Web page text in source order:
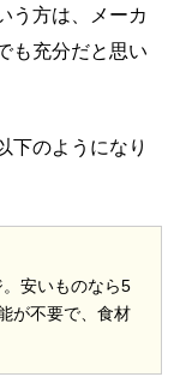
う方は、メーカ
も充分だと思い
下のようになり
安いものなら5
が不要で、食材